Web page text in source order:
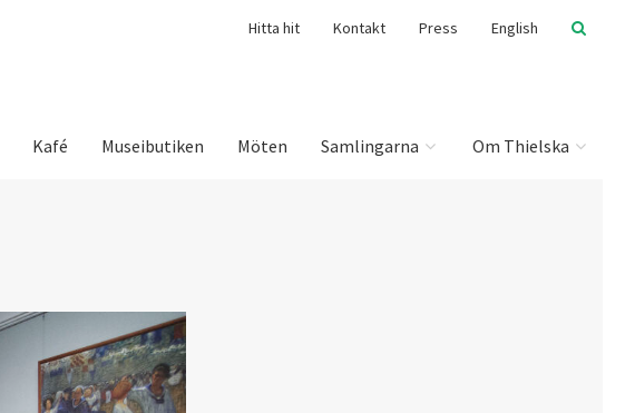
Hitta hit Kontakt Press English
Kafé Museibutiken Möten Samlingarna Om Thielska